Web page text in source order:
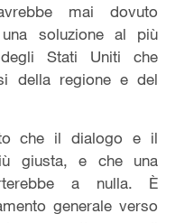
mai dovuto
soluzione al più
Stati Uniti che
della regione e del
che il dialogo e il
giusta, e che una
a nulla. È
generale verso